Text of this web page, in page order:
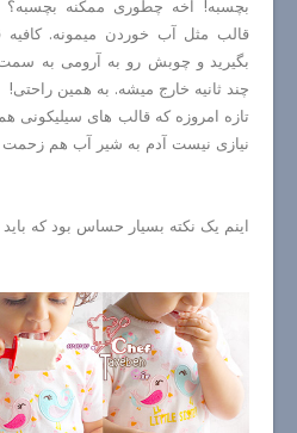
بچسبه! آخه چطوری ممکنه بچسبه؟
قالب مثل آب خوردن میمونه. کافیه
بگیرید و چوبش رو به آرومی به سمت
چند ثانیه خارج میشه. به همین راحتی!
تازه امروزه که قالب های سیلیکونی
نیازی نیست آدم به شیر آب هم زحمت
اینم یک نکته بسیار حساس بود که